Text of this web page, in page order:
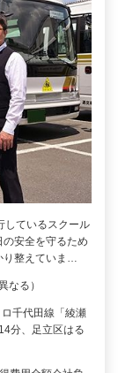
しているスクール
安全を守るため
り整えていま…
なる）
千代田線「綾瀬
分、足立区はる